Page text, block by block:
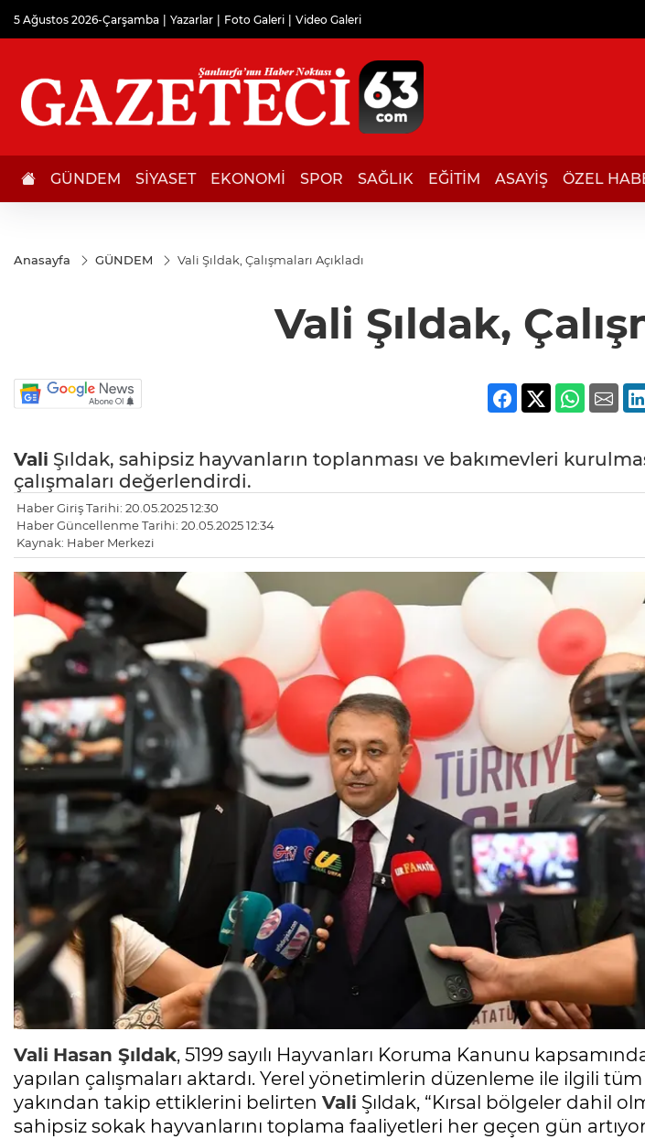
5 Ağustos 2026-Çarşamba Yazarlar Foto Galeri Video Galeri
GÜNDEM SİYASET EKONOMİ SPOR SAĞLIK EĞİTİM ASAYİŞ ÖZEL
Anasayfa GÜNDEM Vali Şıldak, Çalışmaları Açıkladı
Vali Şıldak,
Vali Şıldak, sahipsiz hayvanların toplanması ve bakımevleri
çalışmaları değerlendirdi.
Haber Giriş Tarihi: 20.05.2025 12:30
Haber Güncellenme Tarihi: 20.05.2025 12:34
Kaynak: Haber Merkezi
Vali Hasan Şıldak, 5199 sayılı Hayvanları Koruma Kanunu
yapılan çalışmaları aktardı. Yerel yönetimlerin düzenleme ile ilgili tüm
yakından takip ettiklerini belirten Vali Şıldak, “Kırsal bölgeler dahil
sahipsiz sokak hayvanlarını toplama faaliyetleri her geçen gün